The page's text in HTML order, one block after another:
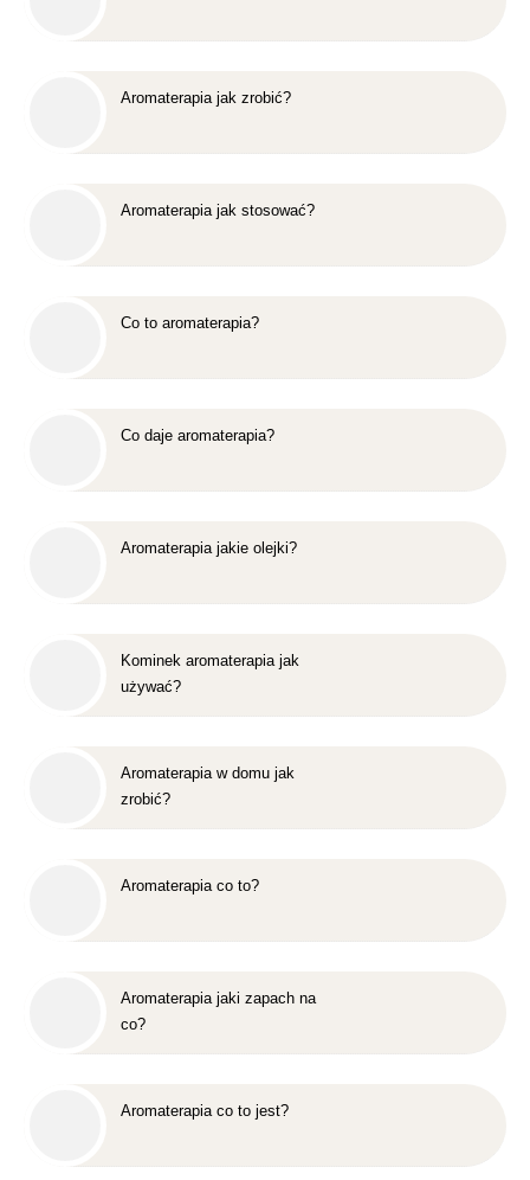
Aromaterapia jak zrobić?
Aromaterapia jak stosować?
Co to aromaterapia?
Co daje aromaterapia?
Aromaterapia jakie olejki?
Kominek aromaterapia jak
używać?
Aromaterapia w domu jak
zrobić?
Aromaterapia co to?
Aromaterapia jaki zapach na
co?
Aromaterapia co to jest?